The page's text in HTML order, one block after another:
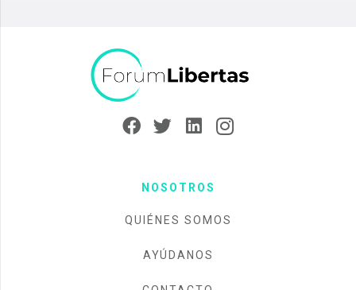
NOSOTROS
QUIÉNES SOMOS
AYÚDANOS